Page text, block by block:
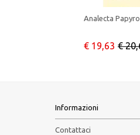
Analecta
€ 19,63 €
Informazioni
Contattaci